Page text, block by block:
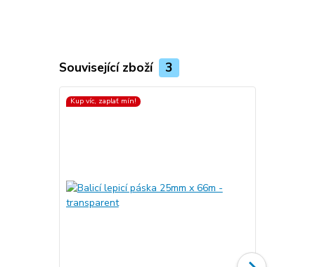
Související zboží 3
Kup víc, zaplať mín!